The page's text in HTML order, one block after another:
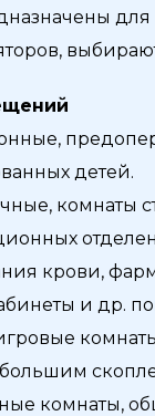
для
детей.
комнаты
крови,
и др.
комнаты,